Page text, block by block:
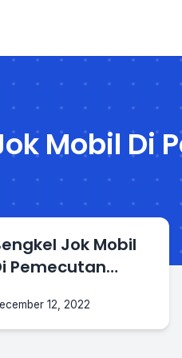
Mobil Di
Jok Mobil
Pemecutan
12, 2022